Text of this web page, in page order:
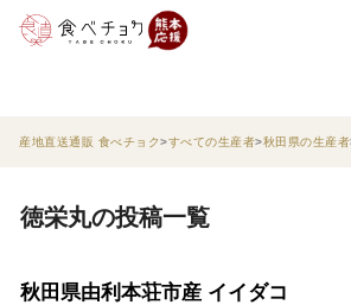
産地直送通販 食べチョク すべての生産者 秋田県の生産者
徳栄丸の投稿一覧
秋田県由利本荘市産 イイダコ